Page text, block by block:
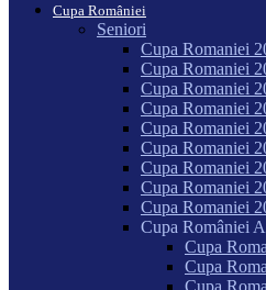
Cupa României
Seniori
Cupa Romaniei
Cupa Romaniei
Cupa Romaniei
Cupa Romaniei
Cupa Romaniei
Cupa Romaniei
Cupa Romaniei
Cupa Romaniei
Cupa Romaniei
Cupa României
Cupa
Cupa
Cupa